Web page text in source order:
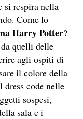
si respira nella
Come lo
Harry Potter?
quelli delle
agli ospiti di
il colore della
code nelle
sospesi,
sala e i